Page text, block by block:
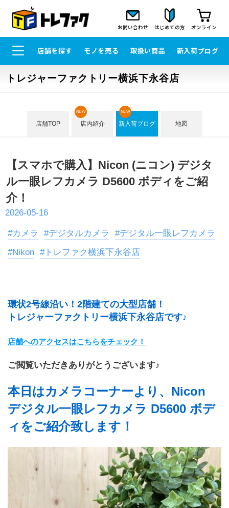
お問い合わせ はじめての方 オンライン
店舗を探す モノを売る 取扱い商品 新入荷ブログ
トレジャーファクトリー横浜下永谷店
店舗TOP 店内紹介
NEW
新入荷ブログ
NEW
地図
【スマホで購入】Nicon (ニコン) デジタ
ル一眼レフカメラ D5600 ボディをご紹
介！
2026-05-16
#カメラ #デジタルカメラ
#デジタル一眼レフカメラ
#Nikon #トレファク横浜下永谷店
環状2号線沿い！2階建ての大型店舗！
トレジャーファクトリー横浜下永谷店です♪
店舗へのアクセスはこちらをチェック！
ご閲覧いただきありがとうございます♪
本日はカメラコーナーより、Nicon
デジタル一眼レフカメラ D5600 ボデ
ィをご紹介致します！